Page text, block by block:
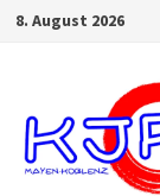
Skip8. August 2026